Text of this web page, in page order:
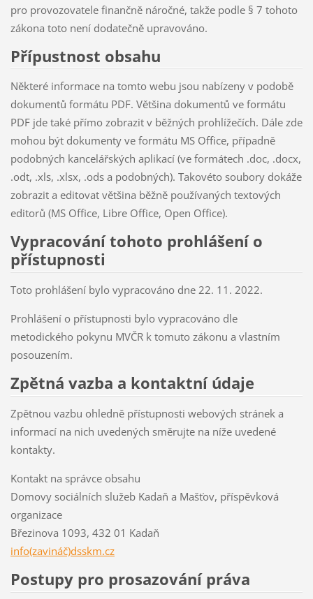
pro provozovatele finančně náročné, takže podle § 7 tohoto
zákona toto není dodatečně upravováno.
Přípustnost obsahu
Některé informace na tomto webu jsou nabízeny v podobě
dokumentů formátu PDF. Většina dokumentů ve formátu
PDF jde také přímo zobrazit v běžných prohlížečích. Dále zde
mohou být dokumenty ve formátu MS Office, případně
podobných kancelářských aplikací (ve formátech .doc, .docx,
.odt, .xls, .xlsx, .ods a podobných). Takovéto soubory dokáže
zobrazit a editovat většina běžně používaných textových
editorů (MS Office, Libre Office, Open Office).
Vypracování tohoto prohlášení o
přístupnosti
Toto prohlášení bylo vypracováno dne 22. 11. 2022.
Prohlášení o přístupnosti bylo vypracováno dle
metodického pokynu MVČR k tomuto zákonu a vlastním
posouzením.
Zpětná vazba a kontaktní údaje
Zpětnou vazbu ohledně přístupnosti webových stránek a
informací na nich uvedených směrujte na níže uvedené
kontakty.
Kontakt na správce obsahu
Domovy sociálních služeb Kadaň a Mašťov, příspěvková
organizace
Březinova 1093, 432 01 Kadaň
info(zavináč)dsskm.cz
Postupy pro prosazování práva